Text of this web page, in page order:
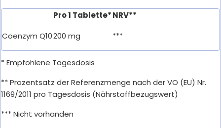
Pro 1 Tablette*NRV**
Coenzym Q10200 mg ***
* Empfohlene Tagesdosis
** Prozentsatz der Referenzmenge nach der VO (EU) Nr.
1169/2011 pro Tagesdosis (Nährstoffbezugswert)
*** Nicht vorhanden